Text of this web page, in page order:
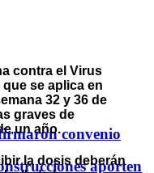
convenio
aporten
contra el Virus
se aplica en
32 y 36 de
graves de
un año.
la dosis deberán